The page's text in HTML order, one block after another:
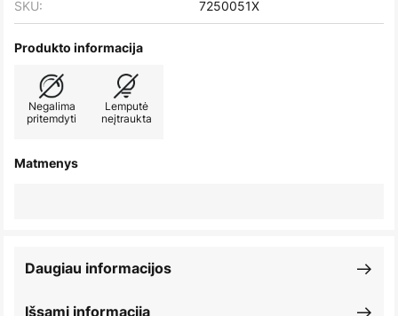
SKU: 7250051X
Produkto informacija
Negalima
pritemdyti
Lemputė
neįtraukta
Matmenys
Išsami informacija
Daugiau informacijos